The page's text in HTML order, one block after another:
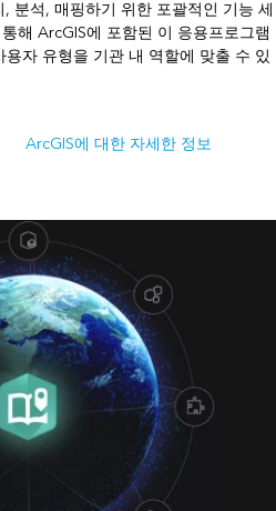
분석, 매핑하기 위한 포괄적인 기능 세
해 ArcGIS에 포함된 이 응용프로그램
자 유형을 기관 내 역할에 맞출 수 있
ArcGIS에 대한 자세한 정보